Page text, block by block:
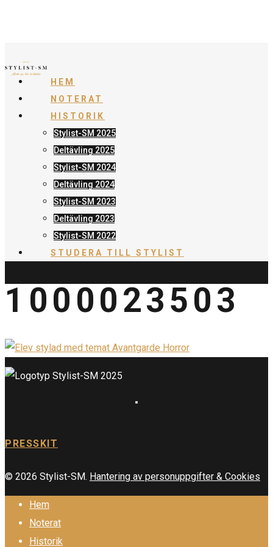
HEM
NOTERAT
HISTORIK
Stylist-SM 2025
Deltävling 2025
Stylist-SM 2024
Deltävling 2024
Stylist-SM 2023
Deltävling 2023
Stylist-SM 2022
STUDERA TILL STYLIST
1000023503
PRESSKIT
© 2026 Stylist-SM. Hantering av personuppgifter & Cookies
Hem
Noterat
Historik